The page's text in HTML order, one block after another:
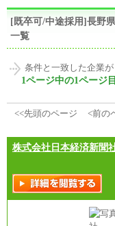
[既卒可/中途採用]長野
一覧
条件と一致した企業が
1ページ中の1ページ
<<先頭のページ
<前の
株式会社日本経済新聞